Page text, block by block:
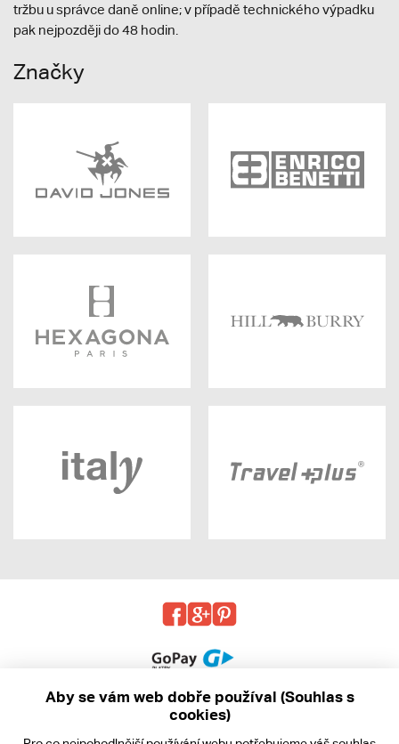
tržbu u správce daně online; v případě technického výpadku
pak nejpozději do 48 hodin.
Značky
Aby se vám web dobře používal (Souhlas s
cookies)